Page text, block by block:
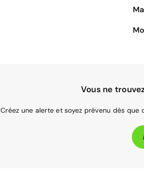
Vous ne
Créez une alerte et soyez prévenu dès